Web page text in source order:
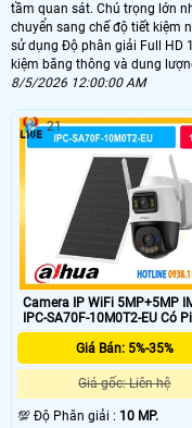
tầm quan sát. Chú trọng lớn
chuyển sang chế độ tiết kiệm
sử dụng Độ phân giải Full HD
kiệm băng thông và dung
8/5/2026 12:00:00 AM
Camera IP WiFi 5MP+5MP
IPC-SA70F-10M0T2-EU Có
Giá Bán: 5%-35%
Giá gốc: Liên hệ
💯 Độ Phân giải : 10 MP.
21